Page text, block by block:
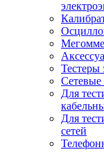
Тестеры
Сетевые
Для
Для
сетей